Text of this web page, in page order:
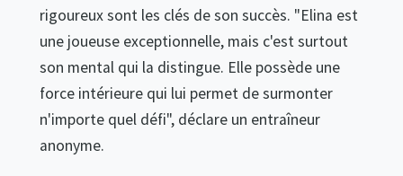
rigoureux sont les clés de son succès. "Elina est
une joueuse exceptionnelle, mais c'est surtout
son mental qui la distingue. Elle possède une
force intérieure qui lui permet de surmonter
n'importe quel défi", déclare un entraîneur
anonyme.